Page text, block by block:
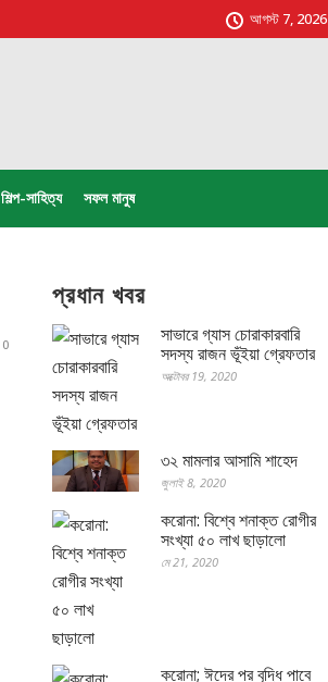
আগস্ট 7, 2026
শিল্প-সাহিত্য সফল মানুষ
0
প্রধান খবর
সাভারে গ্যাস চোরাকারবারি
সদস্য রাজন ভূঁইয়া গ্রেফতার
অক্টোবর 19, 2020
৩২ মামলার আসামি শাহেদ
জুলাই 8, 2020
করোনা: বিশ্বে শনাক্ত রোগীর
সংখ্যা ৫০ লাখ ছাড়ালো
মে 21, 2020
করোনা; ঈদের পর বৃদ্ধি পাবে